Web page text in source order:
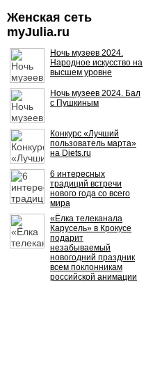
Женская сеть
myJulia.ru
Ночь музеев 2024.
Народное искусство на
высшем уровне
Ночь музеев 2024. Бал
с Пушкиным
Конкурс «Лучший
пользователь марта»
на Diets.ru
6 интересных
традиций встречи
нового года со всего
мира
«Ёлка телеканала
Карусель» в Крокусе
подарит
незабываемый
новогодний праздник
всем поклонникам
российской анимации